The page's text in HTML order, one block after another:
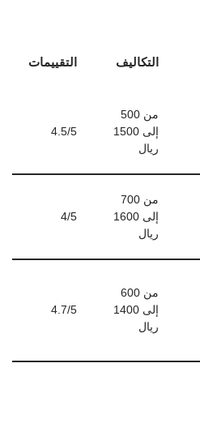
التكاليف التقييمات
من 500
إلى 1500
ريال
4.5/5
من 700
إلى 1600
ريال
4/5
من 600
إلى 1400
ريال
4.7/5